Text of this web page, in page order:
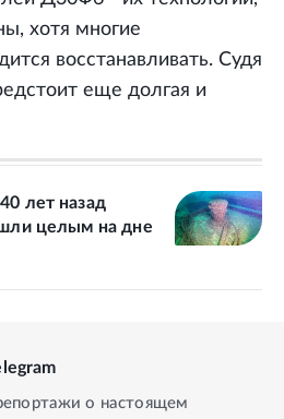
хотя многие
восстанавливать. Судя
еще долгая и
лет назад
целым на дне
о настоящем